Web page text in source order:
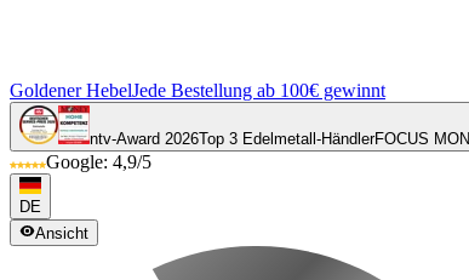
Goldener HebelJede Bestellung ab 100€ gewinnt
ntv-Award 2026Top 3 Edelmetall-HändlerFOCUS
Google: 4,9/5
DE
Ansicht